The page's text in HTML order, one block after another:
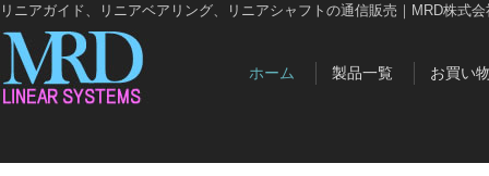
リニアガイド、リニアベアリング、リニアシャフトの通信販売｜MRD株式会
ホーム 製品一覧 お買い